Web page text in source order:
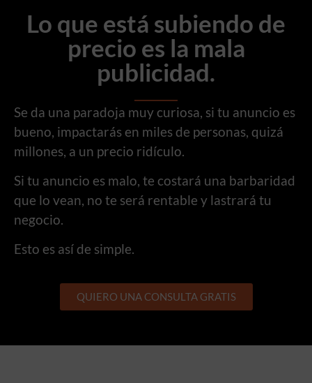
Lo que está subiendo de
precio es la mala
publicidad.
Se da una paradoja muy curiosa, si tu anuncio es
bueno, impactarás en miles de personas, quizá
millones, a un precio ridículo.
Si tu anuncio es malo, te costará una barbaridad
que lo vean, no te será rentable y lastrará tu
negocio.
Esto es así de simple.
QUIERO UNA CONSULTA GRATIS